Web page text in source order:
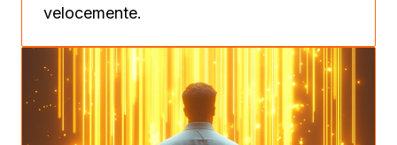
velocemente.